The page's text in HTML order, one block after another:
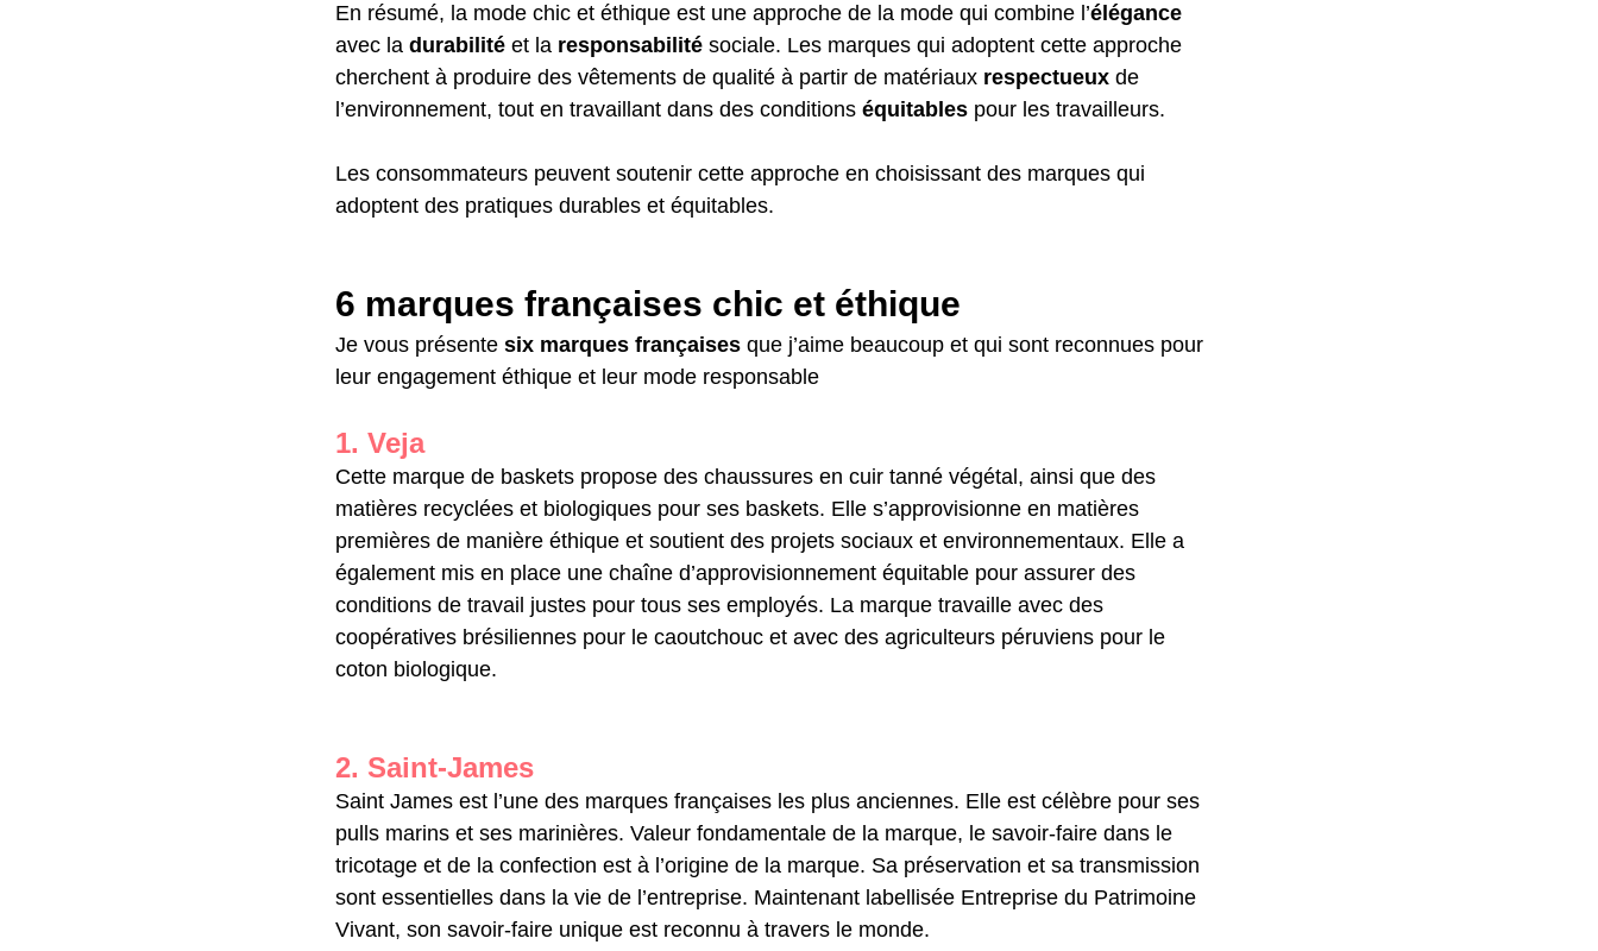
En résumé, la mode chic et éthique est une approche de la mode qui combine l’élégance
avec la durabilité et la responsabilité sociale. Les marques qui adoptent cette approche
cherchent à produire des vêtements de qualité à partir de matériaux respectueux de
l’environnement, tout en travaillant dans des conditions équitables pour les travailleurs.
Les consommateurs peuvent soutenir cette approche en choisissant des marques qui
adoptent des pratiques durables et équitables.
6 marques françaises chic et éthique
Je vous présente six marques françaises que j’aime beaucoup et qui sont reconnues pour
leur engagement éthique et leur mode responsable
1. Veja
Cette marque de baskets propose des chaussures en cuir tanné végétal, ainsi que des
matières recyclées et biologiques pour ses baskets. Elle s’approvisionne en matières
premières de manière éthique et soutient des projets sociaux et environnementaux. Elle a
également mis en place une chaîne d’approvisionnement équitable pour assurer des
conditions de travail justes pour tous ses employés. La marque travaille avec des
coopératives brésiliennes pour le caoutchouc et avec des agriculteurs péruviens pour le
coton biologique.
2. Saint-James
Saint James est l’une des marques françaises les plus anciennes. Elle est célèbre pour ses
pulls marins et ses marinières. Valeur fondamentale de la marque, le savoir-faire dans le
tricotage et de la confection est à l’origine de la marque. Sa préservation et sa transmission
sont essentielles dans la vie de l’entreprise. Maintenant labellisée Entreprise du Patrimoine
Vivant, son savoir-faire unique est reconnu à travers le monde.